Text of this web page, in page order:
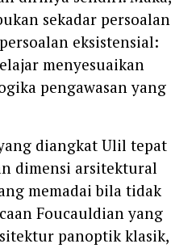
sekadar persoalan
eksistensial:
menyesuaikan
pengawasan yang
diangkat Ulil tepat
dimensi arsitektural
memadai bila tidak
Foucauldian yang
panoptik klasik,